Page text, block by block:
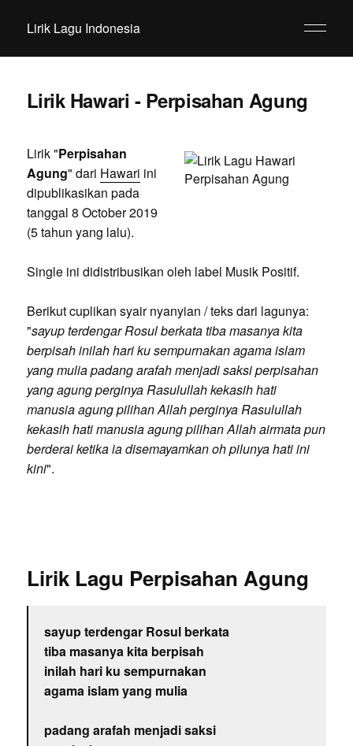
Lirik Lagu Indonesia
Lirik Hawari - Perpisahan Agung
Lirik "Perpisahan
Agung" dari Hawari ini
dipublikasikan pada
tanggal 8 October 2019
(5 tahun yang lalu).
Single ini didistribusikan oleh label Musik Positif.
Berikut cuplikan syair nyanyian / teks dari lagunya:
"sayup terdengar Rosul berkata tiba masanya kita
berpisah inilah hari ku sempurnakan agama islam
yang mulia padang arafah menjadi saksi perpisahan
yang agung perginya Rasulullah kekasih hati
manusia agung pilihan Allah perginya Rasulullah
kekasih hati manusia agung pilihan Allah airmata pun
berderai ketika ia disemayamkan oh pilunya hati ini
kini".
Lirik Lagu Perpisahan Agung
sayup terdengar Rosul berkata
tiba masanya kita berpisah
inilah hari ku sempurnakan
agama islam yang mulia
padang arafah menjadi saksi